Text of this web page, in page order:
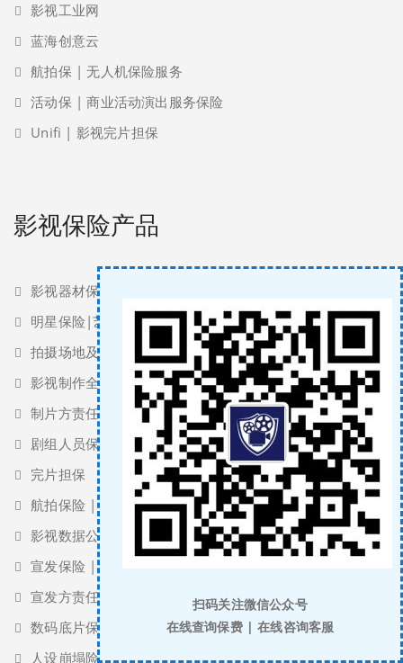
影视工业网
蓝海创意云
航拍保 | 无人机保险服务
活动保 | 商业活动演出服务保险
Unifi | 影视完片担保
影视保险产品
影视器材保险
明星保险|艺人保险
拍摄场地及公众责任保险
影视制作全险
制片方责任保险 | 过失与疏忽责任保险
剧组人员保险 | 特技人员保险
完片担保
航拍保险 | 无人机保险
影视数据公司职业责任保险 | 影视数据投资保险
宣发保险 | 宣发责任保险 | 保底发行保险
宣发方责任保险
数码底片保险
人设崩塌险
扫码关注微信公众号
在线查询保费 | 在线咨询客服